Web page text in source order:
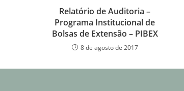
Relatório de Auditoria –
Programa Institucional de
Bolsas de Extensão – PIBEX
8 de agosto de 2017